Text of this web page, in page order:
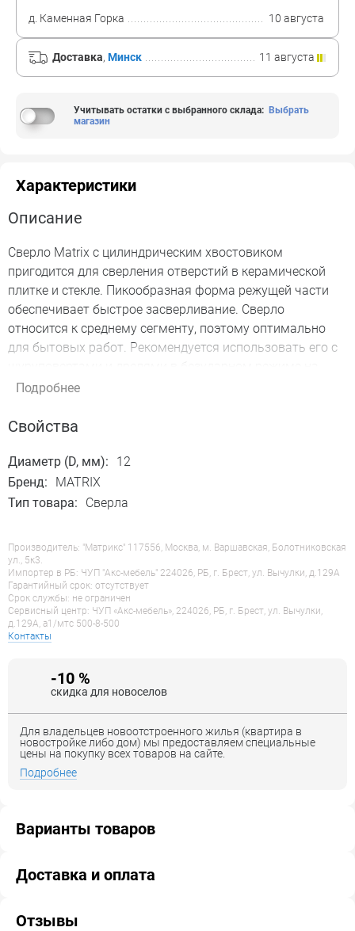
д. Каменная Горка
10 августа
Доставка, Минск 11 августа
Учитывать остатки с выбранного склада: Выбрать
магазин
Характеристики
Описание
Сверло Matrix с цилиндрическим хвостовиком
пригодится для сверления отверстий в керамической
плитке и стекле. Пикообразная форма режущей части
обеспечивает быстрое засверливание. Сверло
относится к среднему сегменту, поэтому оптимально
для бытовых работ. Рекомендуется использовать его с
рабочих оборотах 550-1000 об/мин.
Подробная информация о товаре...
Подробнее
Свойства
Диаметр (D, мм):
12
Бренд:
MATRIX
Тип товара:
Сверла
Производитель: "Матрикс" 117556, Москва, м. Варшавская, Болотниковская
ул., 5к3.
Импортер в РБ: ЧУП "Акс-мебель" 224026, РБ, г. Брест, ул. Вычулки, д.129А
Гарантийный срок: отсутствует
Срок службы: не ограничен
Сервисный центр: ЧУП «Акс-мебель», 224026, РБ, г. Брест, ул. Вычулки,
д.129А, a1/мтс 500-8-500
Контакты
-10 %
скидка для новоселов
Для владельцев новоотстроенного жилья (квартира в
новостройке либо дом) мы предоставляем специальные
цены на покупку всех товаров на сайте.
Подробнее
Варианты товаров
Доставка и оплата
Отзывы